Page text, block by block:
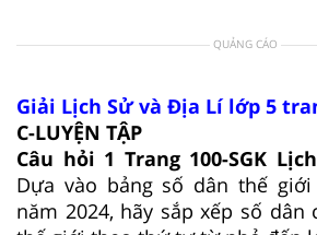
QUẢNG CÁO
Giải Lịch Sử và Địa Lí lớp 5
C-LUYỆN TẬP
Câu hỏi 1 Trang 100-SGK
Dựa vào bảng số dân thế
năm 2024, hãy sắp xếp số dân